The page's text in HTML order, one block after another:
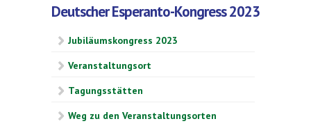
Deutscher Esperanto-Kongress 2023
Jubiläumskongress 2023
Veranstaltungsort
Tagungsstätten
Weg zu den Veranstaltungsorten